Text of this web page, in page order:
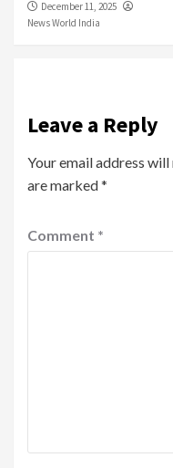
December 11, 2025
News World India
Leave a Reply
Your email address
are marked*
Comment *